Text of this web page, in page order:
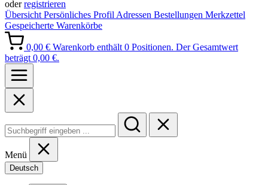
oderregistrieren
Übersicht Persönliches Profil Adressen Bestellungen Merkzettel
Gespeicherte Warenkörbe
0,00 € Warenkorb enthält 0 Positionen. Der Gesamtwert
beträgt 0,00 €.
Menü
Deutsch